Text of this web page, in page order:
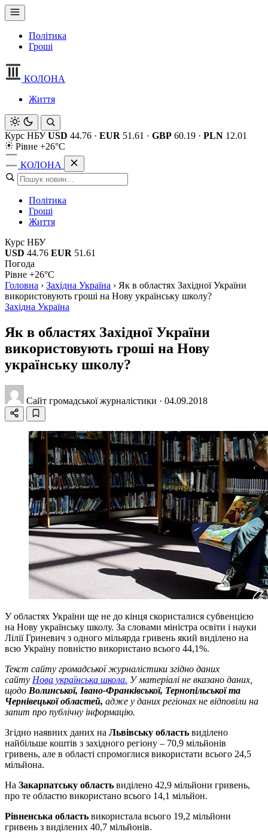
Політика
Гроші
КОЛОНА
Життя
Курс НБУ USD 44.76 · EUR 51.61 · GBP 60.19 · PLN 12.01
Рівне +26°C
КОЛОНА
Політика
Гроші
Життя
Курс НБУ
USD 44.76 EUR 51.61
Погода
Рівне +26°C
Головна › Західна Україна › Як в областях Західної України
використовують гроші на Нову українську школу?
Західна Україна
Як в областях Західної України
використовують гроші на Нову
українську школу?
Сайт громадської журналістики · 04.09.2018
У областях України ще не до кінця скористалися субвенцією
на Нову українську школу. За словами міністра освіти і науки
Лілії Гриневич з одного мільярда гривень який виділено на
всю Україну повністю використано всього 44,1%.
Текст сайту громадської журналістики згідно даних
сайту Нова українська школа. У матеріалі не вказано даних,
щодо Волинської, Івано-Франківської, Тернопільської та
Чернівецької областей, адже у даних регіонах не відповіли на
запит про публічну інформацію.
Згідно наявних даних на Львівську область виділено
найбільше коштів з західного регіону – 70,9 мільйонів
гривень, але в області спромоглися використати всього 24,5
мільйона.
На Закарпатську область виділено 42,9 мільйони гривень,
про те областю використано всього 14,1 мільйон.
Рівненська область використала всього 19,2 мільйони
гривень з виділених 40,7 мільйонів.